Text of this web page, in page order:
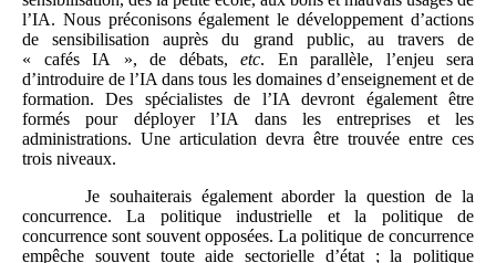
l’IA. Nous préconisons également le développement d’actions
de sensibilisation auprès du grand public, au travers de
« cafés IA », de débats, etc. En parallèle, l’enjeu sera
d’introduire de l’IA dans tous les domaines d’enseignement et de
formation. Des spécialistes de l’IA devront également être
formés pour déployer l’IA dans les entreprises et les
administrations. Une articulation devra être trouvée entre ces
trois niveaux.
Je souhaiterais également aborder la question de la
concurrence. La politique industrielle et la politique de
concurrence sont souvent opposées. La politique de concurrence
empêche souvent toute aide sectorielle d’état ; la politique